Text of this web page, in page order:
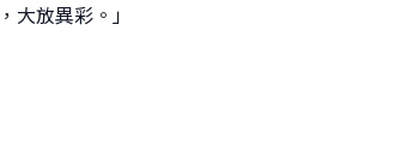
大放異彩。」